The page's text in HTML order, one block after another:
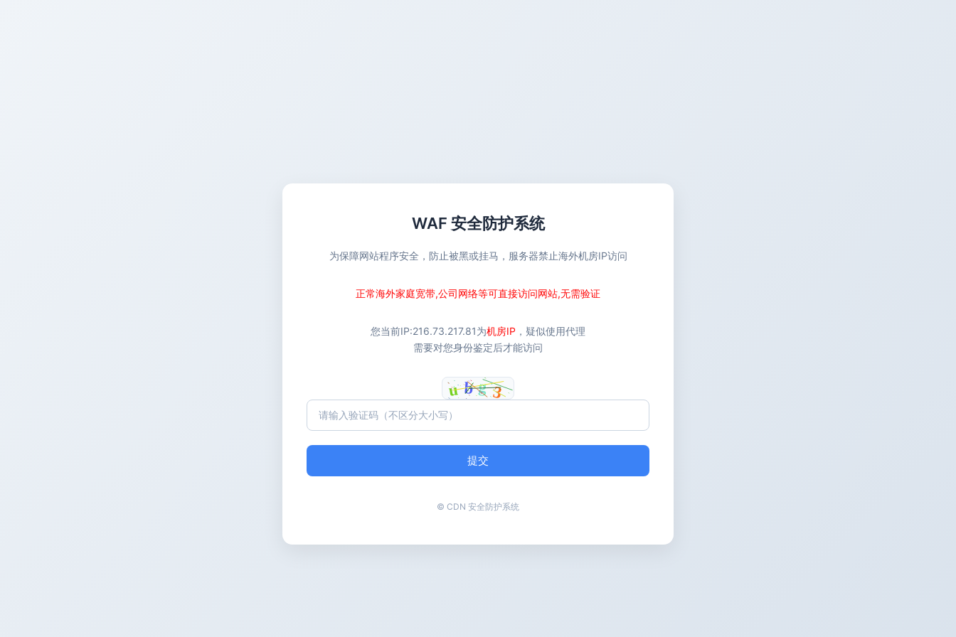
WAF 安全防护系统
为保障网站程序安全，防止被黑或挂马，服务器禁止海外机房IP访问
正常海外家庭宽带,公司网络等可直接访问网站,无需验证
您当前IP:216.73.217.81为机房IP ，疑似使用代理
需要对您身份鉴定后才能访问
提交
© CDN 安全防护系统